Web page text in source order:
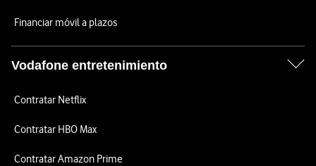
Financiar móvil a plazos
Vodafone entretenimiento
Contratar Netflix
Contratar HBO Max
Contratar Amazon Prime